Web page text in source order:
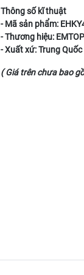
Thông số kĩ thuật
- Mã sản phẩm:
- Thương hiệu: EMTOP
- Xuất xứ: Trung Quốc
( Giá trên chưa bao